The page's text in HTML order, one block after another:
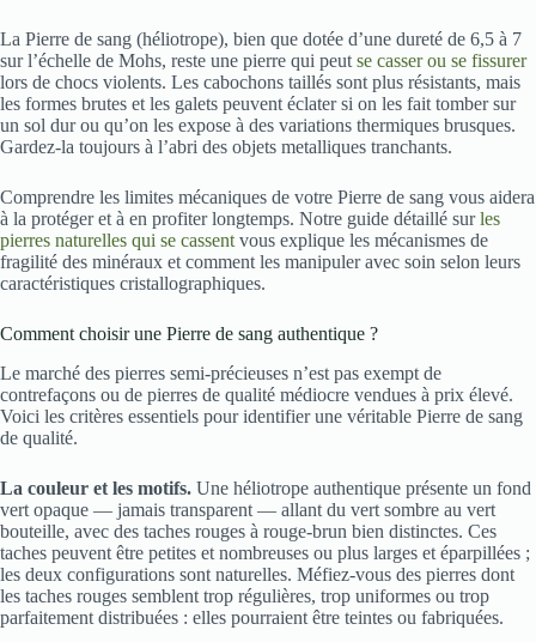
La Pierre de sang (héliotrope), bien que dotée d’une dureté de 6,5 à 7
sur l’échelle de Mohs, reste une pierre qui peut se casser ou se fissurer
lors de chocs violents. Les cabochons taillés sont plus résistants, mais
les formes brutes et les galets peuvent éclater si on les fait tomber sur
un sol dur ou qu’on les expose à des variations thermiques brusques.
Gardez-la toujours à l’abri des objets metalliques tranchants.
Comprendre les limites mécaniques de votre Pierre de sang vous aidera
à la protéger et à en profiter longtemps. Notre guide détaillé surles
pierres naturelles qui se cassent vous explique les mécanismes de
fragilité des minéraux et comment les manipuler avec soin selon leurs
caractéristiques cristallographiques.
Comment choisir une Pierre de sang authentique ?
Le marché des pierres semi-précieuses n’est pas exempt de
contrefaçons ou de pierres de qualité médiocre vendues à prix élevé.
Voici les critères essentiels pour identifier une véritable Pierre de sang
de qualité.
La couleur et les motifs. Une héliotrope authentique présente un fond
vert opaque — jamais transparent — allant du vert sombre au vert
bouteille, avec des taches rouges à rouge-brun bien distinctes. Ces
taches peuvent être petites et nombreuses ou plus larges et éparpillées ;
les deux configurations sont naturelles. Méfiez-vous des pierres dont
les taches rouges semblent trop régulières, trop uniformes ou trop
parfaitement distribuées : elles pourraient être teintes ou fabriquées.